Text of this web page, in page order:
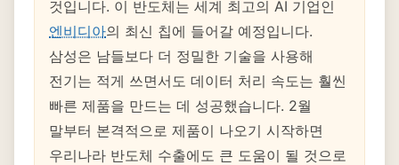
것입니다. 이 반도체는 세계 최고의 AI 기업인
엔비디아의 최신 칩에 들어갈 예정입니다.
삼성은 남들보다 더 정밀한 기술을 사용해
전기는 적게 쓰면서도 데이터 처리 속도는 훨씬
빠른 제품을 만드는 데 성공했습니다. 2월
말부터 본격적으로 제품이 나오기 시작하면
우리나라 반도체 수출에도 큰 도움이 될 것으로